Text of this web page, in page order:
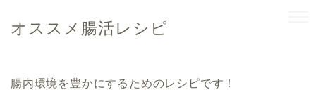
オススメ腸活レシピ
腸内環境を豊かにするためのレシピです！